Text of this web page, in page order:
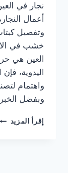
نجار في
أعمال
وتفصيل
خشب في
العين هي
اليدوية،
واهتمام
وبفضل
إقرأ المزيد نجار